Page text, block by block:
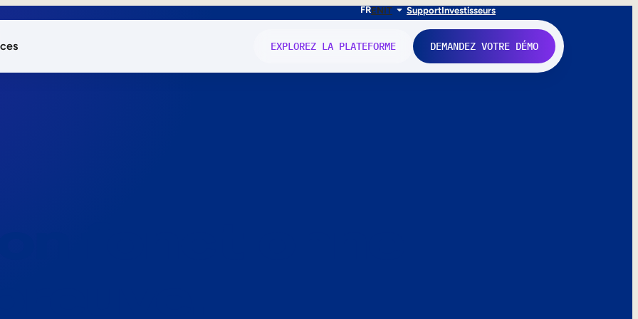
FRENIT SupportInvestisseurs
EXPLOREZ LA PLATEFORME DEMANDEZ VOTRE DÉMO